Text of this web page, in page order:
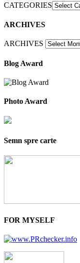
CATEGORIES
ARCHIVES
ARCHIVES
Blog Award
Photo Award
Semn spre carte
FOR MYSELF